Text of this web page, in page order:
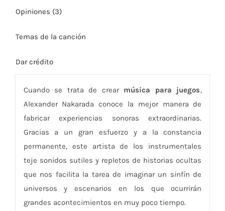
Opiniones (3)
Temas de la canción
Dar crédito
Cuando se trata de crear música para juegos,
Alexander Nakarada conoce la mejor manera de
fabricar experiencias sonoras extraordinarias.
Gracias a un gran esfuerzo y a la constancia
permanente, este artista de los instrumentales
teje sonidos sutiles y repletos de historias ocultas
que nos facilita la tarea de imaginar un sinfín de
universos y escenarios en los que ocurrirán
grandes acontecimientos en muy poco tiempo.